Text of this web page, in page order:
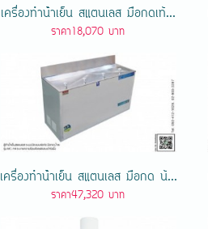
เครื่องทําน้ําเย็น สแตนเลส มือกดเท้...
ราคา18,070 บาท
เครื่องทําน้ําเย็น สแตนเลส มือกด น้...
ราคา47,320 บาท